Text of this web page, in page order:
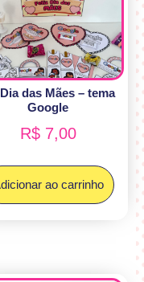
das Mães – tema
Google
R$7,00
ao carrinho